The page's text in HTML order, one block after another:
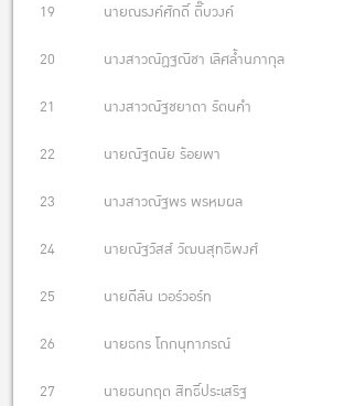
19 นายณรงค์ศักดิ์ ติ๊บวงค์
20 นางสาวณัฏฐณิชา เลิศล้ำนภากุล
21 นางสาวณัฐชยาดา รัตนคำ
22 นายณัฐดนัย ร้อยพา
23 นางสาวณัฐพร พรหมผล
24 นายณัฐวัสส์ วัฒนสุทธิพงศ์
25 นายดีลัน เวอร์วอร์ท
26 นายธกร โกกนุทาภรณ์
27 นายธนกฤต สิทธิ์ประเสริฐ